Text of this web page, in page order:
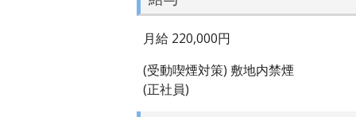
月給 220,000円
(受動喫煙対策) 敷地内禁煙
(正社員)